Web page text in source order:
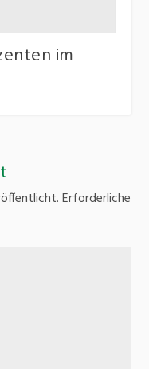
im
Erforderliche